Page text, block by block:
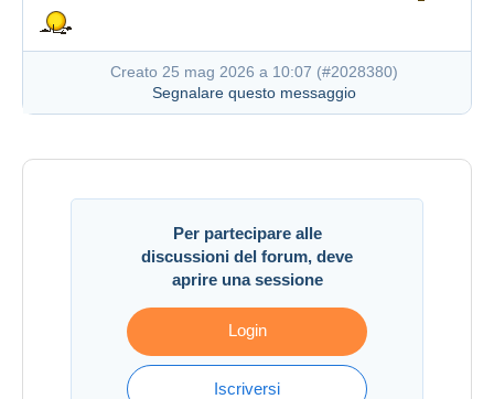
Creato 24 mag 2026 a 14:34 #2028173
Creato 25 mag 2026 a 10:07 (#2028380)
Segnalare questo messaggio
Per partecipare alle
discussioni del forum, deve
aprire una sessione
Login
Iscriversi